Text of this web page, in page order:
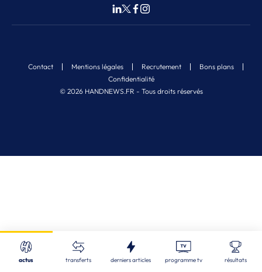
Recherche
© 2026 HANDNEWS.FR - Tous droits réservés
Contact Mentions légales Recrutement
Bons plans
Confidentialité
actus transferts derniers articles programme tv résultats
Nos derniers articles
STL | 06/08/2026